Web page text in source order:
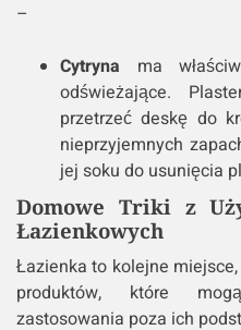
–
Cytryna ma
odświeżające.
przetrzeć deskę do
nieprzyjemnych
jej soku do usunięcia
Domowe Triki z
Łazienkowych
Łazienka to kolejne
produktów, które
zastosowania poza ich